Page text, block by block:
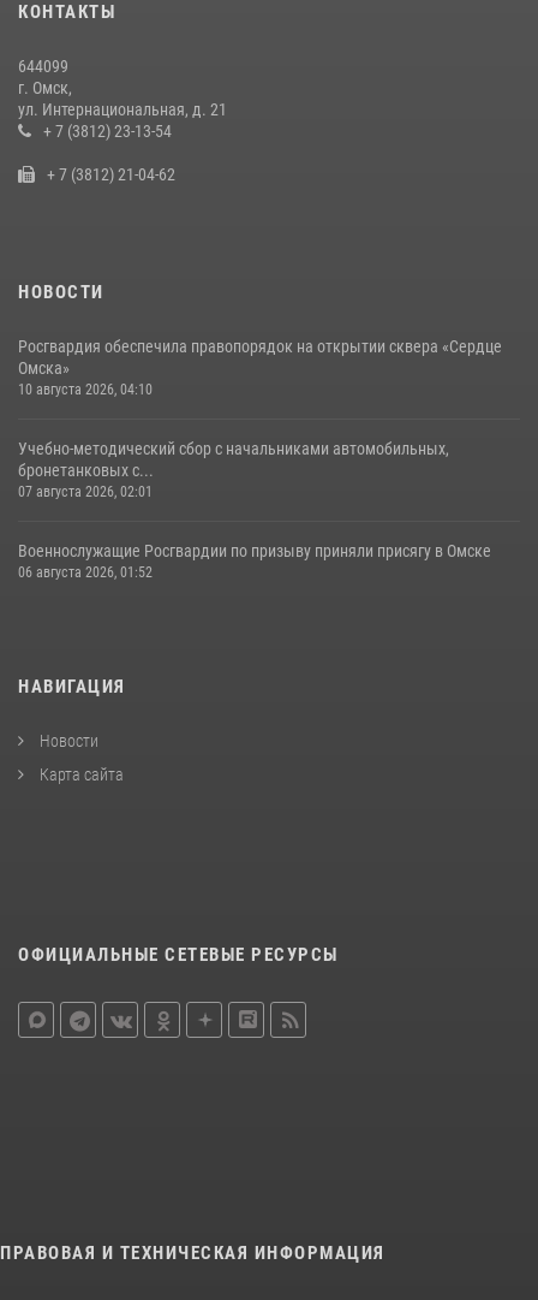
КОНТАКТЫ
644099
г. Омск,
ул. Интернациональная, д. 21
+ 7 (3812) 23-13-54
+ 7 (3812) 21-04-62
НОВОСТИ
Росгвардия обеспечила правопорядок на открытии сквера «Сердце
Омска»
10 августа 2026, 04:10
Учебно-методический сбор с начальниками автомобильных,
бронетанковых с...
07 августа 2026, 02:01
Военнослужащие Росгвардии по призыву приняли присягу в Омске
06 августа 2026, 01:52
НАВИГАЦИЯ
Новости
Карта сайта
ОФИЦИАЛЬНЫЕ СЕТЕВЫЕ РЕСУРСЫ
ПРАВОВАЯ И ТЕХНИЧЕСКАЯ ИНФОРМАЦИЯ